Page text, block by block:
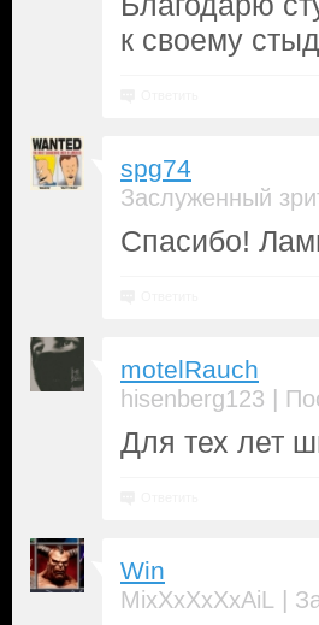
к своему
spg74
Заслуженный
Спасибо!
motelRauch
hisenberg123 |
Для тех лет
Win
MixXxXxXxAiL |